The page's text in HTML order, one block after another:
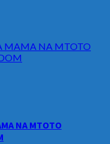
MAMA NA MTOTO
NA MTOTO